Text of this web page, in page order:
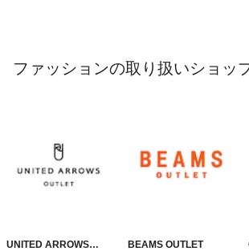
ファッションの取り扱いショッ
UNITED ARROWS
BEAMS OUTLET